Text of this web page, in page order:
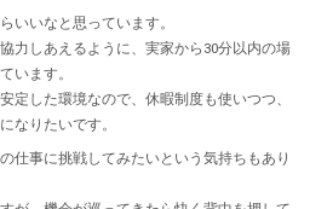
いいなと思っています。
力しあえるように、実家から30分以内の場
います。
定した環境なので、休暇制度も使いつつ、
なりたいです。
仕事に挑戦してみたいという気持ちもあり